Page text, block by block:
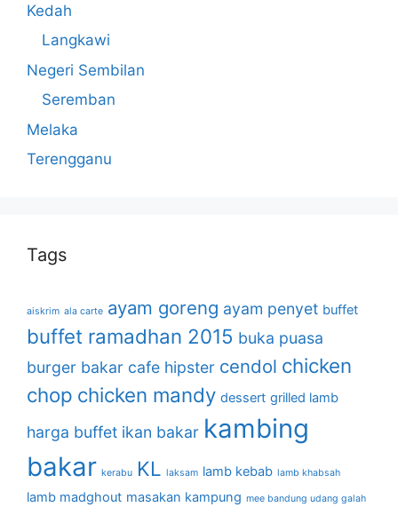
Kedah
Langkawi
Negeri Sembilan
Seremban
Melaka
Terengganu
Tags
aiskrim ala carte ayam goreng ayam penyet buffet
buffet ramadhan 2015 buka puasa
burger bakar cafe hipster cendol chicken
chop chicken mandy dessert grilled lamb
harga buffet ikan bakar kambing
bakar kerabu KL laksam lamb kebab lamb khabsah
lamb madghout masakan kampung mee bandung udang galah